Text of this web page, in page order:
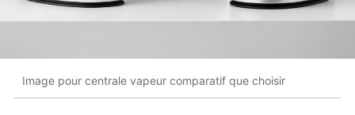
Image pour centrale vapeur comparatif que choisir